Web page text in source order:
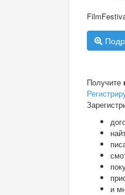
Получите
и